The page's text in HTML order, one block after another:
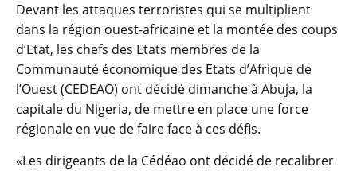
Devant les attaques terroristes qui se multiplient
dans la région ouest-africaine et la montée des coups
d’Etat, les chefs des Etats membres de la
Communauté économique des Etats d’Afrique de
l’Ouest (CEDEAO) ont décidé dimanche à Abuja, la
capitale du Nigeria, de mettre en place une force
régionale en vue de faire face à ces défis.
«Les dirigeants de la Cédéao ont décidé de recalibrer